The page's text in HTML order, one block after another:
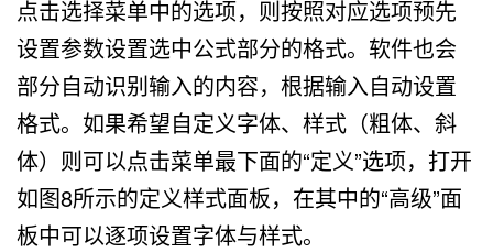
点击选择菜单中的选项，则按照对应选项预先
设置参数设置选中公式部分的格式。软件也会
部分自动识别输入的内容，根据输入自动设置
格式。如果希望自定义字体、样式（粗体、斜
体）则可以点击菜单最下面的“定义”选项，打开
如图8所示的定义样式面板，在其中的“高级”面
板中可以逐项设置字体与样式。